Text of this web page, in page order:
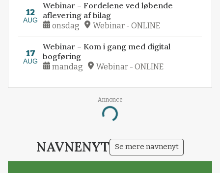
12
AUG
Webinar – Fordelene ved løbende
aflevering af bilag
onsdag Webinar - ONLINE
17
AUG
Webinar – Kom i gang med digital
bogføring
mandag Webinar - ONLINE
Annonce
Loading...
NAVNENYT Se mere navnenyt